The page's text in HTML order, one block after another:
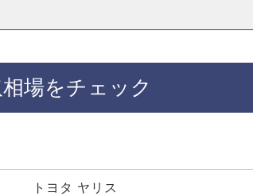
場をチェック
トヨタ ヤリス